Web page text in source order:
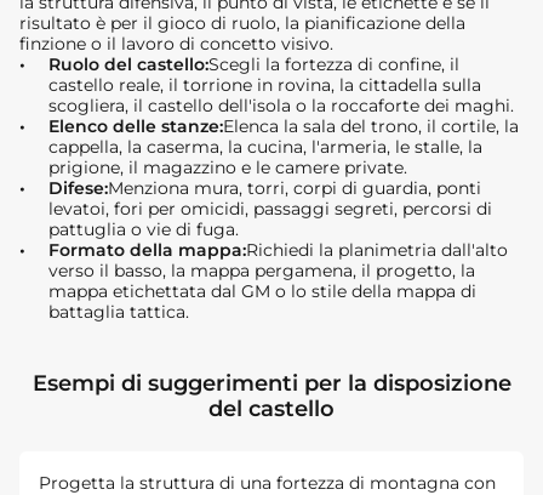
risultato è per il gioco di ruolo, la pianificazione della
finzione o il lavoro di concetto visivo.
Ruolo del castello:Scegli la fortezza di confine, il
castello reale, il torrione in rovina, la cittadella sulla
scogliera, il castello dell'isola o la roccaforte dei maghi.
Elenco delle stanze:Elenca la sala del trono, il cortile, la
cappella, la caserma, la cucina, l'armeria, le stalle, la
prigione, il magazzino e le camere private.
Difese:Menziona mura, torri, corpi di guardia, ponti
levatoi, fori per omicidi, passaggi segreti, percorsi di
pattuglia o vie di fuga.
Formato della mappa:Richiedi la planimetria dall'alto
verso il basso, la mappa pergamena, il progetto, la
mappa etichettata dal GM o lo stile della mappa di
battaglia tattica.
Esempi di suggerimenti per la disposizione
del castello
Progetta la struttura di una fortezza di montagna con